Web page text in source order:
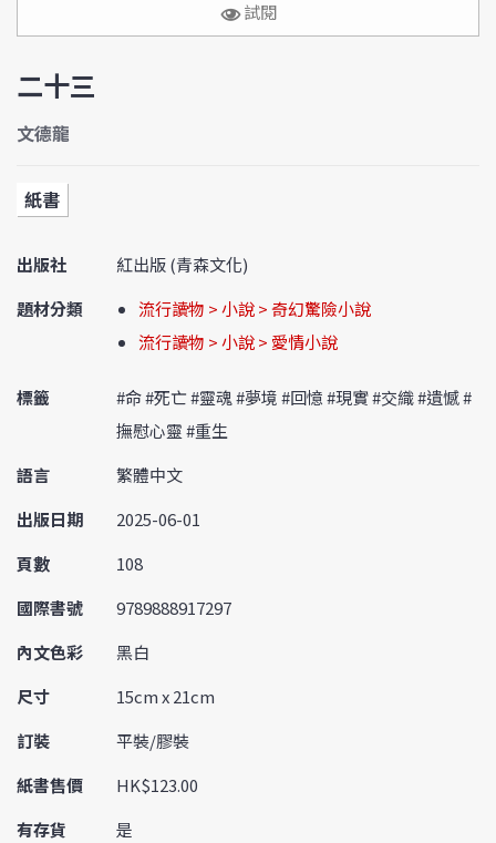
試閱
二十三
文德龍
紙書
出版社
紅出版 (青森文化)
題材分類
流行讀物 > 小說 > 奇幻驚險小說
流行讀物 > 小說 > 愛情小說
標籤
#命 #死亡 #靈魂 #夢境 #回憶 #現實 #交織 #遺憾 #
撫慰心靈 #重生
語言
繁體中文
出版日期
2025-06-01
頁數
108
國際書號
9789888917297
內文色彩
黑白
尺寸
15cm x 21cm
訂裝
平裝/膠裝
紙書售價
HK$123.00
有存貨
是